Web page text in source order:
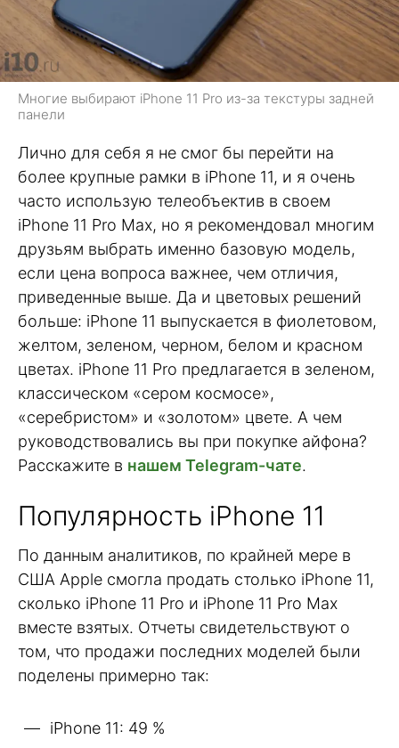
Многие выбирают iPhone 11 Pro из-за текстуры задней
панели
Лично для себя я не смог бы перейти на
более крупные рамки в iPhone 11, и я очень
часто использую телеобъектив в своем
iPhone 11 Pro Max, но я рекомендовал многим
друзьям выбрать именно базовую модель,
если цена вопроса важнее, чем отличия,
приведенные выше. Да и цветовых решений
больше: iPhone 11 выпускается в фиолетовом,
желтом, зеленом, черном, белом и красном
цветах. iPhone 11 Pro предлагается в зеленом,
классическом «сером космосе»,
«серебристом» и «золотом» цвете. А чем
руководствовались вы при покупке айфона?
Расскажите в нашем Telegram-чате.
Популярность iPhone 11
По данным аналитиков, по крайней мере в
США Apple смогла продать столько iPhone 11,
сколько iPhone 11 Pro и iPhone 11 Pro Max
вместе взятых. Отчеты свидетельствуют о
том, что продажи последних моделей были
поделены примерно так:
iPhone 11: 49 %